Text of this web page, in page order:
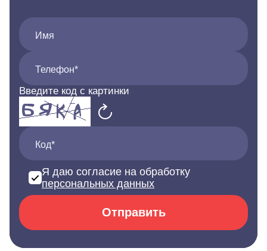
Имя
Телефон*
Введите код с картинки
Код*
Я даю согласие на обработку
персональных данных
Отправить